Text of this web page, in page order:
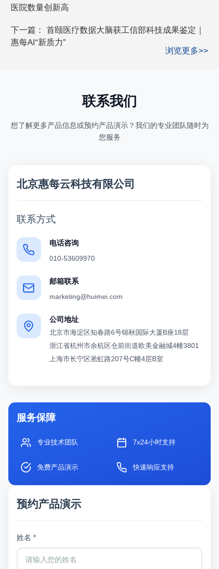
医院数量创新高
下一篇：首颐医疗数据大脑获工信部科技成果鉴定｜
惠每AI“新质力”
浏览更多>>
联系我们
想了解更多产品信息或预约产品演示？我们的专业团队随时为
您服务
北京惠每云科技有限公司
联系方式
电话咨询
010-53609970
邮箱联系
marketing@huimei.com
公司地址
北京市海淀区知春路6号锦秋国际大厦B座18层
浙江省杭州市余杭区仓前街道欧美金融城4幢3801
上海市长宁区淞虹路207号C幢4层B室
服务保障
专业技术团队 7x24小时支持
免费产品演示 快速响应支持
预约产品演示
姓名 *